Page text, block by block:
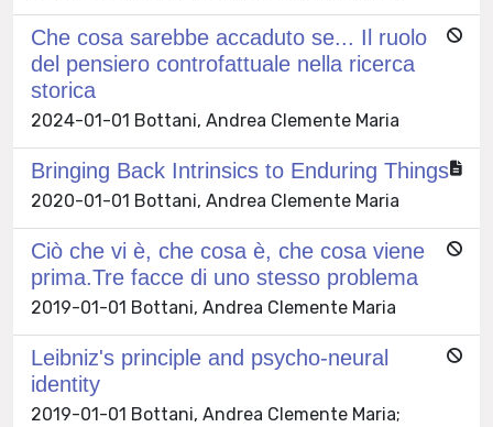
Che cosa sarebbe accaduto se... Il ruolo
del pensiero controfattuale nella ricerca
storica
2024-01-01 Bottani, Andrea Clemente Maria
Bringing Back Intrinsics to Enduring Things
2020-01-01 Bottani, Andrea Clemente Maria
Ciò che vi è, che cosa è, che cosa viene
prima.Tre facce di uno stesso problema
2019-01-01 Bottani, Andrea Clemente Maria
Leibniz's principle and psycho-neural
identity
2019-01-01 Bottani, Andrea Clemente Maria;